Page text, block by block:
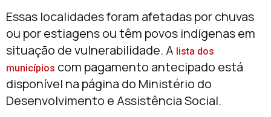
Essas localidades foram afetadas por chuvas
ou por estiagens ou têm povos indígenas em
situação de vulnerabilidade. A lista dos
municípios com pagamento antecipado está
disponível na página do Ministério do
Desenvolvimento e Assistência Social.